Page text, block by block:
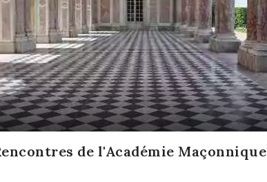
de l'Académie Maçonnique